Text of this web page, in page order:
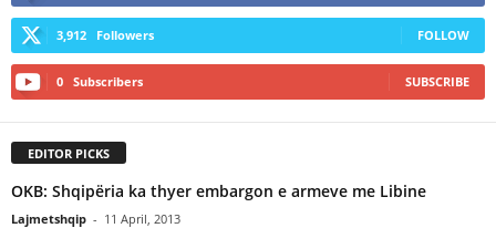
3,912 Followers FOLLOW
0 Subscribers SUBSCRIBE
EDITOR PICKS
OKB: Shqipëria ka thyer embargon e armeve me Libine
Lajmetshqip - 11 April, 2013